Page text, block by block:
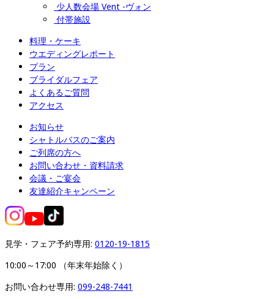
少人数会場 Vent -ヴォン
付帯施設
料理・ケーキ
ウエディングレポート
プラン
ブライダルフェア
よくあるご質問
アクセス
お知らせ
シャトルバスのご案内
ご列席の方へ
お問い合わせ・資料請求
会議・ご宴会
友達紹介キャンペーン
見学・フェア予約専用: 0120-19-1815
10:00～17:00 （年末年始除く）
お問い合わせ専用: 099-248-7441